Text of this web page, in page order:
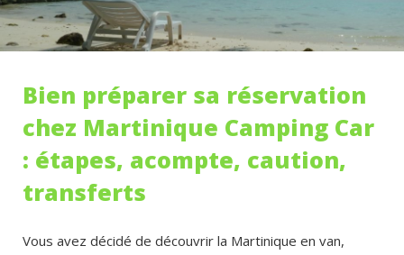
Bien préparer sa réservation
chez Martinique Camping Car
: étapes, acompte, caution,
transferts
Vous avez décidé de découvrir la Martinique en van,